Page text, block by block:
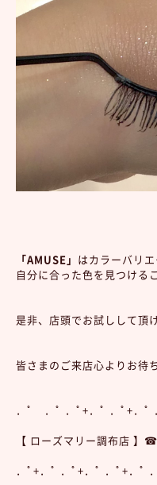
「AMUSE」 はカラーバリ
自分に合った色を見つける
是非、店頭でお試しして頂
皆さまのご来店心よりお待
．ﾟ ．ﾟ ．ﾟ+．ﾟ ．ﾟ+．ﾟ
【 ローズマリー調布店
．ﾟ+．ﾟ ．ﾟ+．ﾟ ．ﾟ+．ﾟ